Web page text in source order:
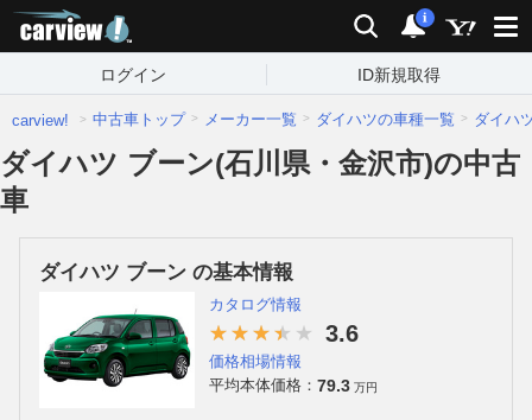
検索 通知
i
ログイン ID新規取得
carview! 中古車トップ メーカー一覧 ダイハツの車種一覧 ダイハ
ダイハツ ブーン(石川県・金沢市)の中古
車
ダイハツ ブーン の基本情報
カタログ情報
3.6
価格相場情報
平均本体価格： 79.3 万円